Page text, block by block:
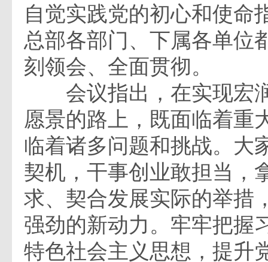
自觉实践党的初心和使命
总部各部门、下属各单位
刻领会、全面贯彻。
会议指出，在实现宏
愿景的路上，既面临着重
临着诸多问题和挑战。大
契机，干事创业敢担当，
求、契合发展实际的举措
强劲的新动力。牢牢把握
特色社会主义思想，提升